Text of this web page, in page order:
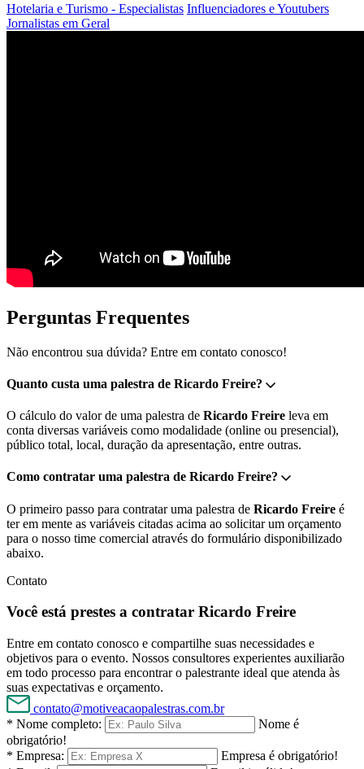
Hotelaria e Turismo - Especialistas Influenciadores e Youtubers
Jornalistas em Geral
Perguntas Frequentes
Não encontrou sua dúvida? Entre em contato conosco!
Quanto custa uma palestra de Ricardo Freire?
O cálculo do valor de uma palestra de Ricardo Freire leva em
conta diversas variáveis como modalidade (online ou presencial),
público total, local, duração da apresentação, entre outras.
Como contratar uma palestra de Ricardo Freire?
O primeiro passo para contratar uma palestra de Ricardo Freire é
ter em mente as variáveis citadas acima ao solicitar um orçamento
para o nosso time comercial através do formulário disponibilizado
abaixo.
Contato
Você está prestes a contratar Ricardo Freire
Entre em contato conosco e compartilhe suas necessidades e
objetivos para o evento. Nossos consultores experientes auxiliarão
em todo processo para encontrar o palestrante ideal que atenda às
suas expectativas e orçamento.
contato@motiveacaopalestras.com.br
* Nome completo:
Nome é
obrigatório!
* Empresa:
Empresa é obrigatório!